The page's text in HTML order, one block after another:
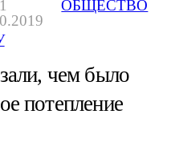
ОБЩЕСТВО
чем было
потепление